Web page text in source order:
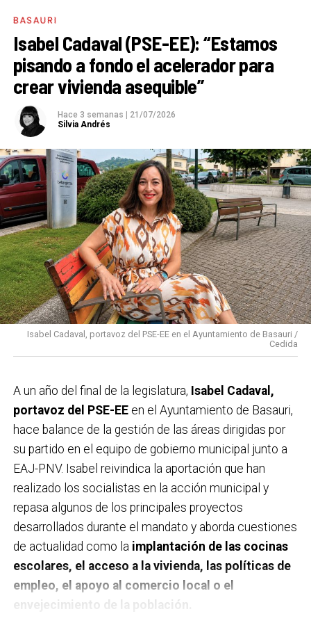
BASAURI
Isabel Cadaval (PSE-EE): “Estamos
pisando a fondo el acelerador para
crear vivienda asequible”
Hace 3 semanas
21/07/2026
Silvia Andrés
Isabel Cadaval, portavoz del PSE-EE en el Ayuntamiento de Basauri /
Cedida
A un año del final de la legislatura, Isabel Cadaval,
portavoz del PSE-EEen el Ayuntamiento de Basauri,
hace balance de la gestión de las áreas dirigidas por
su partido en el equipo de gobierno municipal junto a
EAJ-PNV. Isabel reivindica la aportación que han
realizado los socialistas en la acción municipal y
repasa algunos de los principales proyectos
desarrollados durante el mandato y aborda cuestiones
de actualidad como la implantación de las cocinas
escolares, el acceso a la vivienda, las políticas de
empleo, el apoyo al comercio local o el
envejecimiento de la población.